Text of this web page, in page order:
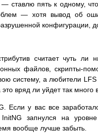
ставлю пять к одному,
— хотя вывод об
конфигурации,
считает чуть ли
файлов, скрипты-
систему, а любители
вряд ли уйдет так
Если у вас все
запнулся на
вообще лучше забыть.